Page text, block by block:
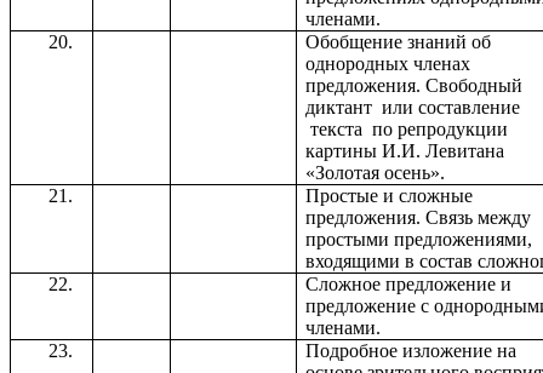
членами.
Обобщение знаний об
однородных членах
предложения. Свободный
диктант или составление
текста по репродукции
картины И.И. Левитана
«Золотая осень».
Простые и сложные
предложения. Связь между
простыми предложениями,
входящими в состав
Сложное предложение и
предложение с
членами.
Подробное изложение на